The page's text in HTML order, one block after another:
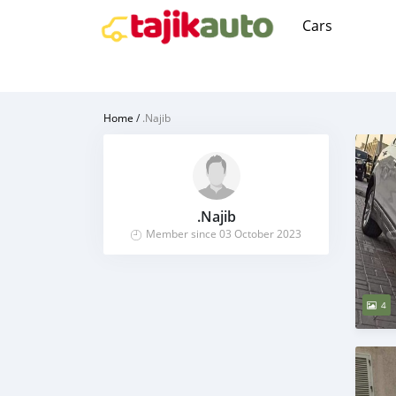
Cars
Home /.Najib
.Najib
Member since 03 October 2023
4